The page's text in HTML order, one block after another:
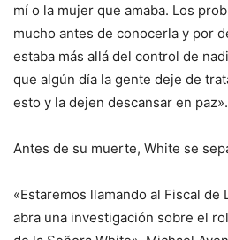
mí o la mujer que amaba. Los
mucho antes de conocerla y por
estaba más allá del control de
que algún día la gente deje de
esto y la dejen descansar en paz».
Antes de su muerte, White se
«Estaremos llamando al Fiscal de
abra una investigación sobre el